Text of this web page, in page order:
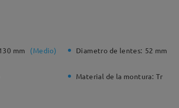
mm (Medio) Diametro de lentes: 52 mm
Material de la montura: Tr